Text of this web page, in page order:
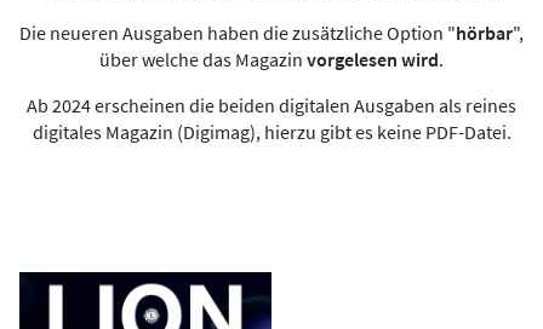
Die neueren Ausgaben haben die zusätzliche Option "hörbar",
über welche das Magazin vorgelesen wird.
Ab 2024 erscheinen die beiden digitalen Ausgaben als reines
digitales Magazin (Digimag), hierzu gibt es keine PDF-Datei.